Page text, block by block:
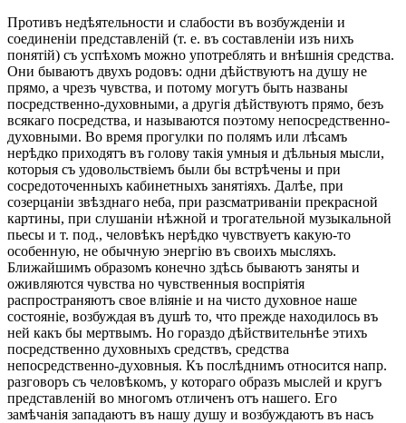
Противъ недѣятельности и слабости въ возбужденіи и
соединеніи представленій (т. е. въ составленіи изъ нихъ
понятій) съ успѣхомъ можно употреблять и внѣшнія средства.
Они бываютъ двухъ родовъ: одни дѣйствуютъ на душу не
прямо, а чрезъ чувства, и потому могутъ быть названы
посредственно-духовными, а другія дѣйствуютъ прямо, безъ
всякаго посредства, и называются поэтому непосредственно-
духовными. Во время прогулки по полямъ или лѣсамъ
нерѣдко приходятъ въ голову такія умныя и дѣльныя мысли,
которыя съ удовольствіемъ были бы встрѣчены и при
сосредоточенныхъ кабинетныхъ занятіяхъ. Далѣе, при
созерцаніи звѣзднаго неба, при разсматриваніи прекрасной
картины, при слушаніи нѣжной и трогательной музыкальной
пьесы и т. под., человѣкъ нерѣдко чувствуетъ какую-то
особенную, не обычную энергію въ своихъ мысляхъ.
Ближайшимъ образомъ конечно здѣсь бываютъ заняты и
оживляются чувства но чувственныя воспріятія
распространяютъ свое вліяніе и на чисто духовное наше
состояніе, возбуждая въ душѣ то, что прежде находилось въ
ней какъ бы мертвымъ. Но гораздо дѣйствительнѣе этихъ
посредственно духовныхъ средствъ, средства
непосредственно-духовныя. Къ послѣднимъ относится напр.
разговоръ съ человѣкомъ, у котораго образъ мыслей и кругъ
представленій во многомъ отличенъ отъ нашего. Его
замѣчанія западаютъ въ нашу душу и возбуждаютъ въ насъ